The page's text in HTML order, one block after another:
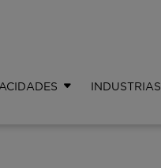
INDUSTRIAS